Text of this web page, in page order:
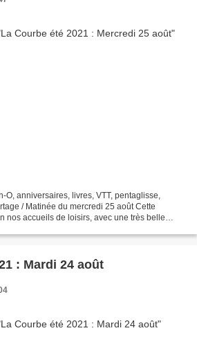
O, anniversaires, livres, VTT, pentaglisse,
/ Matinée du mercredi 25 août Cette
nos accueils de loisirs, avec une très belle
: Mardi 24 août